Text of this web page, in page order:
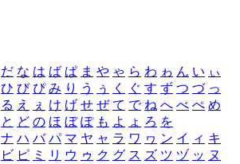
だ な は ば ぱ ま や ゃ ら わ ゎ ん い ぃ
ひ び ぴ み り う ぅ く ぐ す ず つ づ っ
る え ぇ け げ せ ぜ て で ね へ べ ぺ め
と ど の ほ ぼ ぽ も よ ょ ろ を
ナ ハ バ パ マ ヤ ャ ラ ワ ヮ ン イ ィ キ
ビ ピ ミ リ ウ ゥ ク グ ス ズ ツ ヅ ッ ヌ